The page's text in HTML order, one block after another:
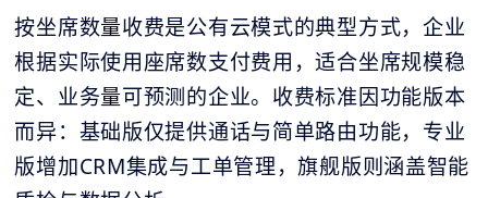
按坐席数量收费是公有云模式的典型方式，企业
根据实际使用座席数支付费用，适合坐席规模稳
定、业务量可预测的企业。收费标准因功能版本
而异：基础版仅提供通话与简单路由功能，专业
版增加CRM集成与工单管理，旗舰版则涵盖智能